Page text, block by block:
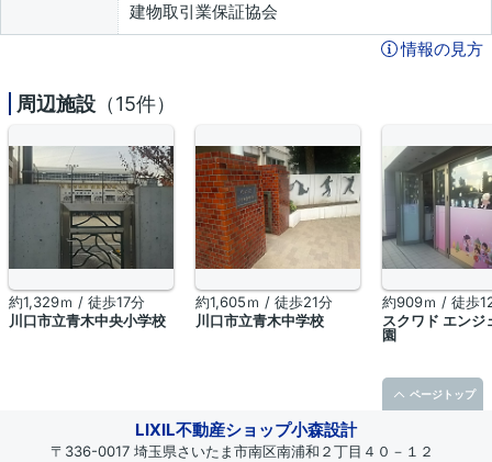
建物取引業保証協会
情報の見方
周辺施設 （15件）
約1,329ｍ / 徒歩17分
川口市立青木中央小学校
約1,605ｍ / 徒歩21分
川口市立青木中学校
約909ｍ / 徒歩
スクワド エンジ
園
LIXIL不動産ショップ小森設計
〒336-0017 埼玉県さいたま市南区南浦和２丁目４０－１２
ページトップ